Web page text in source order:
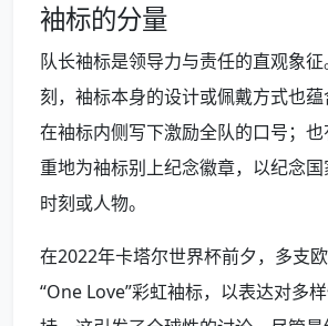
袖标的分量
队长袖标是领导力与责任的直观象
刻，袖标本身的设计或佩戴方式也
在袖标内侧写下激励全队的口号；
重地为袖标别上纪念徽章，以纪念
时刻或人物。
在2022年卡塔尔世界杯前夕，多支
“One Love”彩虹袖标，以表达对多